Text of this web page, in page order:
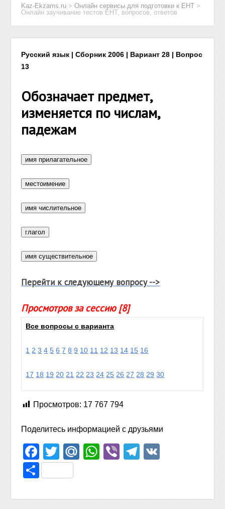
Kaz-Ekzams.ru >Онлайн сервисы для подготовки к ЕНТ >
Онлайн заучивание тестов ЕНТ, вопросов, ответов
Русский язык | Сборник 2006 | Вариант 28 | Вопрос
13
Обозначает предмет,
изменяется по числам,
падежам
Перейти к следующему вопросу -->
Просмотров за сессию [8]
Все вопросы с варианта
1 2 3 4 5 6 7 8 9 10 11 12 13 14 15 16
17 18 19 20 21 22 23 24 25 26 27 28 29 30
Просмотров: 17 767 794
Поделитесь информацией с друзьями
Facebook
TwitterMail.Ru
WhatsApp
ViberTelegram
Отправить